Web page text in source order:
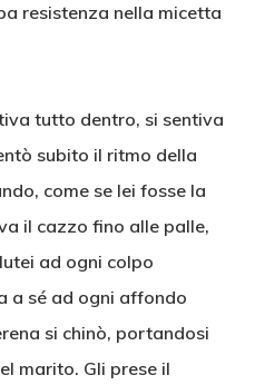
resistenza nella micetta
tutto dentro, si sentiva
subito il ritmo della
come se lei fosse la
il cazzo fino alle palle,
ad ogni colpo
a sé ad ogni affondo
si chinò, portandosi
marito. Gli prese il